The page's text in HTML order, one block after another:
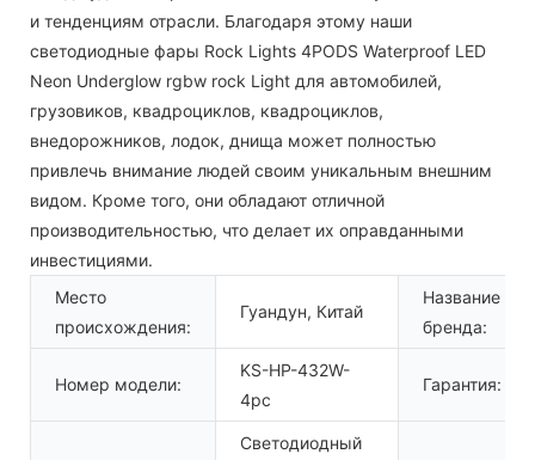
и тенденциям отрасли. Благодаря этому наши
светодиодные фары Rock Lights 4PODS Waterproof LED
Neon Underglow rgbw rock Light для автомобилей,
грузовиков, квадроциклов, квадроциклов,
внедорожников, лодок, днища может полностью
привлечь внимание людей своим уникальным внешним
видом. Кроме того, они обладают отличной
производительностью, что делает их оправданными
инвестициями.
Место
происхождения:
Гуандун, Китай
Название
бренда:
Номер модели:
KS-HP-432W-
4pc
Гарантия:
Светодиодный